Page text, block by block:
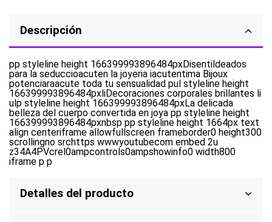
Descripción
pp styleline height 166399993896484pxDisentildeados
para la seduccioacuten la joyeria iacutentima Bijoux
potenciaraacute toda tu sensualidad pul styleline height
166399993896484pxliDecoraciones corporales brillantes li
ulp styleline height 166399993896484pxLa delicada
belleza del cuerpo convertida en joya pp styleline height
166399993896484pxnbsp pp styleline height 1664px text
align centeriframe allowfullscreen frameborder0 height300
scrollingno srchttps wwwyoutubecom embed 2u
z34A4PVcrel0ampcontrols0ampshowinfo0 width800
iframe p p
Detalles del producto